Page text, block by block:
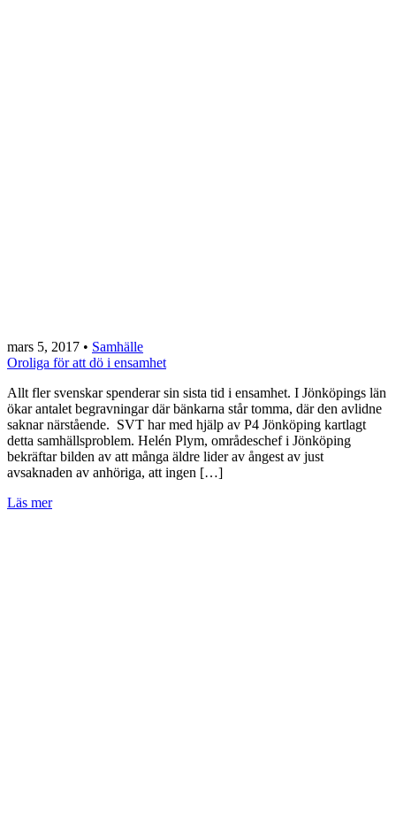
mars 5, 2017 • Samhälle
Oroliga för att dö i ensamhet
Allt fler svenskar spenderar sin sista tid i ensamhet. I Jönköpings län
ökar antalet begravningar där bänkarna står tomma, där den avlidne
saknar närstående. SVT har med hjälp av P4 Jönköping kartlagt
detta samhällsproblem. Helén Plym, områdeschef i Jönköping
bekräftar bilden av att många äldre lider av ångest av just
avsaknaden av anhöriga, att ingen […]
Läs mer